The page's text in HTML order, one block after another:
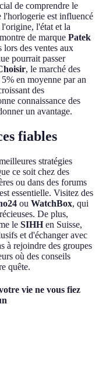
de comprendre le
l'horlogerie est influencé
l'état et la
de marque Patek
lors des ventes aux
pourrait passer
, le marché des
en moyenne par an
des
connaissance des
un avantage.
fiables
stratégies
ce soit chez des
ou dans des forums
essentielle. Visitez des
ou WatchBox, qui
De plus,
le SIHHen Suisse,
et d'échanger avec
à rejoindre des groupes
où des conseils
quête.
vie ne vous fiez